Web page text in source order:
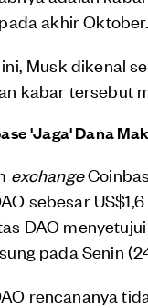
akhir Oktober.
Musk dikenal
kabar tersebut
'Jaga' Dana
exchange
sebesar
DAO
pada Senin
rencananya